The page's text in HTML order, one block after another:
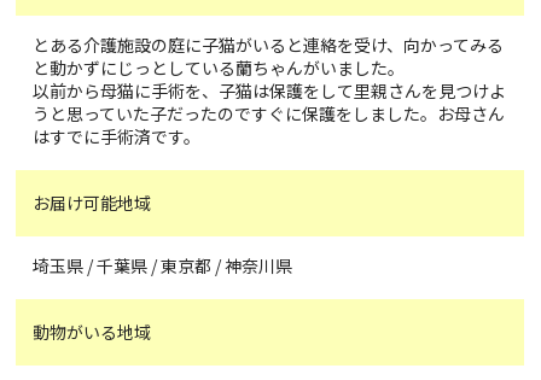
とある介護施設の庭に子猫がいると連絡を受け、向かってみる
と動かずにじっとしている蘭ちゃんがいました。
以前から母猫に手術を、子猫は保護をして里親さんを見つけよ
うと思っていた子だったのですぐに保護をしました。お母さん
はすでに手術済です。
お届け可能地域
埼玉県 / 千葉県 / 東京都 / 神奈川県
動物がいる地域